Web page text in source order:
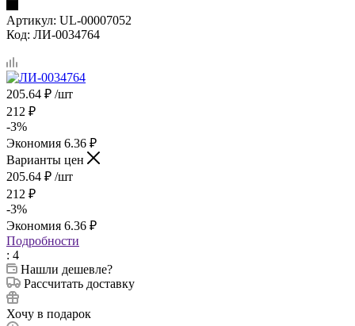
Артикул: UL-00007052
Код: ЛИ-0034764
205.64 ₽ /шт
212 ₽
-3%
Экономия 6.36 ₽
Варианты цен
205.64 ₽ /шт
212 ₽
-3%
Экономия 6.36 ₽
Подробности
: 4
Нашли дешевле?
Рассчитать доставку
Хочу в подарок